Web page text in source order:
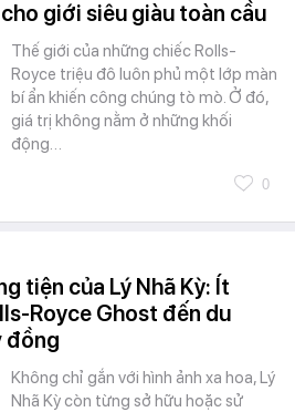
giới siêu giàu toàn cầu
Thế giới của những chiếc Rolls-
Royce triệu đô luôn phủ một lớp màn
bí ẩn khiến công chúng tò mò. Ở đó,
giá trị không nằm ở những khối
động…
0
tiện của Lý Nhã Kỳ: Ít
Royce Ghost đến du
đồng
Không chỉ gắn với hình ảnh xa hoa, Lý
Nhã Kỳ còn từng sở hữu hoặc sử